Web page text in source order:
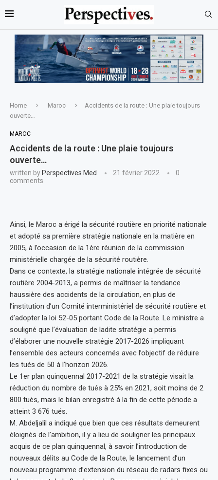
Home Maroc
Accidents de la route : Une plaie toujours
ouverte…
MAROC
Accidents de la route : Une plaie toujours
ouverte…
written by Perspectives Med 21 février 2022
0
comments
Ainsi, le Maroc a érigé la sécurité routière en priorité nationale
et adopté sa première stratégie nationale en la matière en
2005, à l’occasion de la 1ère réunion de la commission
ministérielle chargée de la sécurité routière.
Dans ce contexte, la stratégie nationale intégrée de sécurité
routière 2004-2013, a permis de maîtriser la tendance
haussière des accidents de la circulation, en plus de
l’institution d’un Comité interministériel de sécurité routière et
d’adopter la loi 52-05 portant Code de la Route. Le ministre a
souligné que l’évaluation de ladite stratégie a permis
d’élaborer une nouvelle stratégie 2017-2026 impliquant
l’ensemble des acteurs concernés avec l’objectif de réduire
les tués de 50 à l’horizon 2026.
Le 1er plan quinquennal 2017-2021 de la stratégie visait la
réduction du nombre de tués à 25% en 2021, soit moins de 2
800 tués, mais le bilan enregistré à la fin de cette période a
atteint 3 676 tués.
M. Abdeljalil a indiqué que bien que ces résultats demeurent
éloignés de l’ambition, il y a lieu de souligner les principaux
acquis de ce plan quinquennal, à savoir l’introduction de
nouveaux délits au Code de la Route, le lancement d’un
nouveau programme d’extension du réseau de radars fixes ou